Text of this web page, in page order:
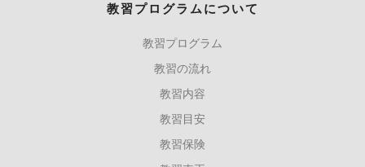
教習プログラムについて
教習プログラム
教習の流れ
教習内容
教習目安
教習保険